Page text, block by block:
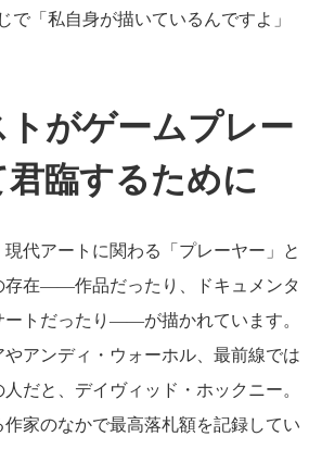
で「私自身が描いているんですよ」
トがゲームプレー
臨するために
現代アートに関わる「プレーヤー」と
存在——作品だったり、ドキュメンタ
ートだったり——が描かれています。
アンディ・ウォーホル、最前線では
だと、デイヴィッド・ホックニー。
家のなかで最高落札額を記録してい